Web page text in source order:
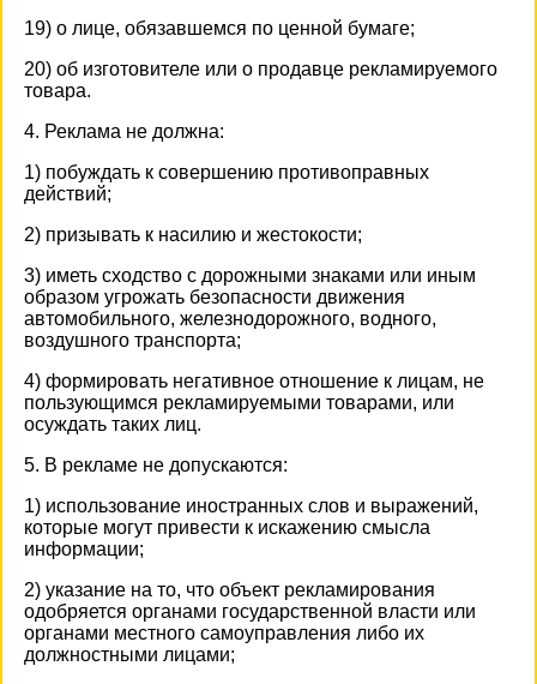
19) о лице, обязавшемся по ценной бумаге;
20) об изготовителе или о продавце рекламируемого
товара.
4. Реклама не должна:
1) побуждать к совершению противоправных
действий;
2) призывать к насилию и жестокости;
3) иметь сходство с дорожными знаками или иным
образом угрожать безопасности движения
автомобильного, железнодорожного, водного,
воздушного транспорта;
4) формировать негативное отношение к лицам, не
пользующимся рекламируемыми товарами, или
осуждать таких лиц.
5. В рекламе не допускаются:
1) использование иностранных слов и выражений,
которые могут привести к искажению смысла
информации;
2) указание на то, что объект рекламирования
одобряется органами государственной власти или
органами местного самоуправления либо их
должностными лицами;